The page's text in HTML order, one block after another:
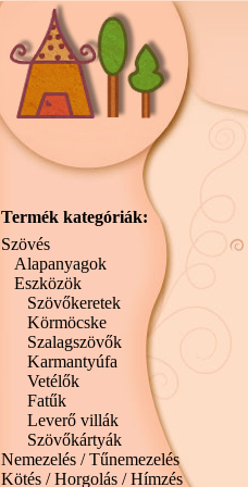
Termék kategóriák:
Szövés
Alapanyagok
Eszközök
Szövőkeretek
Körmöcske
Szalagszövők
Karmantyúfa
Vetélők
Fatűk
Leverő villák
Szövőkártyák
Nemezelés / Tűnemezelés
Kötés / Horgolás / Hímzés